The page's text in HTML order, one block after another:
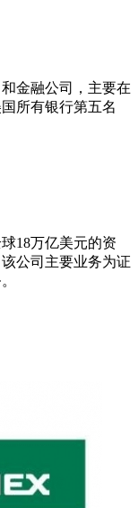
金融公司，主要在
所有银行第五名
18万亿美元的资
公司主要业务为证